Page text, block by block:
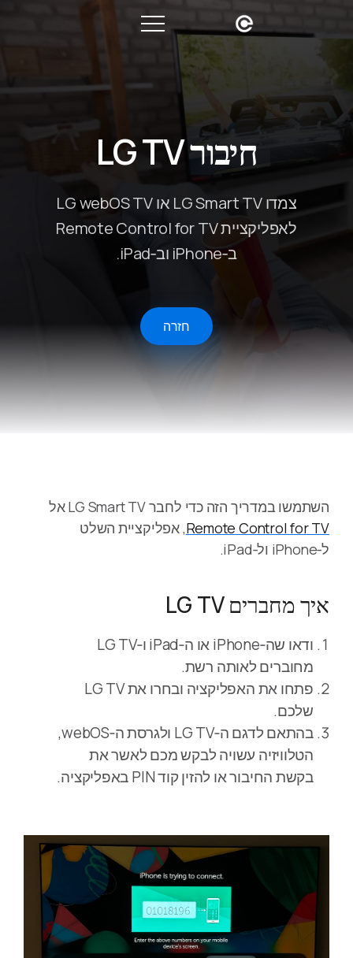
חיבור LG TV
צמדו LG Smart TV או LG webOS TV
לאפליקציית Remote Control for TV
ב‑iPhone וב‑iPad.
חזרה
השתמשו במדריך הזה כדי לחבר LG Smart TV אל
Remote Control for TV, אפליקציית השלט
ל‑iPhone ול‑iPad.
איך מחברים LG TV
ודאו שה‑iPhone או ה‑iPad ו‑LG TV
מחוברים לאותה רשת.
פתחו את האפליקציה ובחרו את LG TV
שלכם.
בהתאם לדגם ה‑LG TV ולגרסת ה‑webOS,
הטלוויזיה עשויה לבקש מכם לאשר את
בקשת החיבור או להזין קוד PIN באפליקציה.